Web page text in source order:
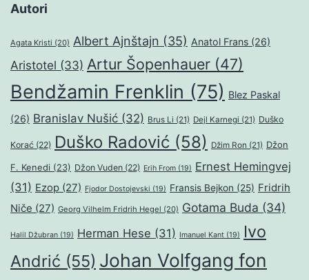
Autori
Agata Kristi (20) Albert Ajnštajn (35) Anatol Frans (26)
Aristotel (33) Artur Šopenhauer (47)
Bendžamin Frenklin (75) Blez Paskal
(26) Branislav Nušić (32) Brus Li (21) Dejl Karnegi (21) Duško
Korać (22) Duško Radović (58) Džim Ron (21) Džon
F. Kenedi (23) Džon Vuden (22) Erih From (19) Ernest Hemingvej
(31) Ezop (27) Fjodor Dostojevski (19) Fransis Bejkon (25) Fridrih
Niče (27) Georg Vilhelm Fridrih Hegel (20) Gotama Buda (34)
Halil Džubran (19) Herman Hese (31) Imanuel Kant (19)
Ivo
Andrić (55) Johan Volfgang fon